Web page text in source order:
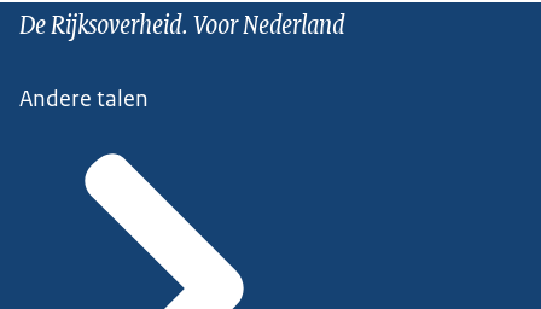
De Rijksoverheid. Voor Nederland
Andere talen